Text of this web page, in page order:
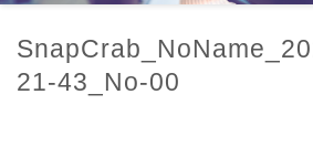
た方法を公開中。
21-43_No-00